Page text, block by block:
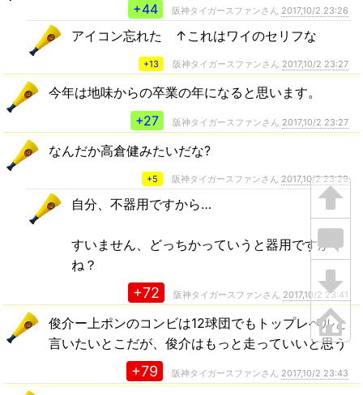
+44
阪神タイガースファンさん 2017,10/2 23:26
アイコン忘れた ↑これはワイのセリフな
+13 阪神タイガースファンさん 2017,10/2 23:27
今年は地味からの卒業の年になると思います。
+27
阪神タイガースファンさん 2017,10/2 23:27
なんだか高倉健みたいだな?
+5 阪神タイガースファンさん 2017,10/2 23:29
自分、不器用ですから…
すいません、どっちかっていうと器用ですか
ね？
+72 阪神タイガースファンさん 2017,10/2 23:41
俊介ー上ポンのコンビは12球団でもトップレベルと
言いたいとこだが、俊介はもっと走っていいと思う
+79 阪神タイガースファンさん 2017,10/2 23:43